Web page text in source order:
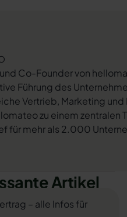
Co-Founder von
Führung des
Vertrieb, Marketing
zu einem zentralen
für mehr als 2.000
Artikel